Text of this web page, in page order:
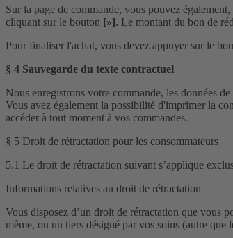
Sur la page de commande, vous pouvez
cliquant sur le bouton [»]. Le montant du bon de
Pour finaliser l'achat, vous devez appuyer sur le
§ 4 Sauvegarde du texte contractuel
Nous enregistrons votre commande, les données
Vous avez également la possibilité d'imprimer la
accéder à tout moment à vos commandes.
§ 5 Droit de rétractation pour les consommateurs
5.1 Le droit de rétractation suivant s’applique
Informations relatives au droit de rétractation
Vous disposez d’un droit de rétractation que vous
même, ou un tiers désigné par vos soins (autre